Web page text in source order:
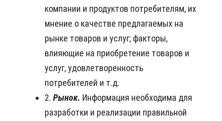
компании и продуктов потребителям, их
мнение о качестве предлагаемых на
рынке товаров и услуг; факторы,
влияющие на приобретение товаров и
услуг, удовлетворенность
потребителей и т.д.
2. Рынок. Информация необходима для
разработки и реализации правильной